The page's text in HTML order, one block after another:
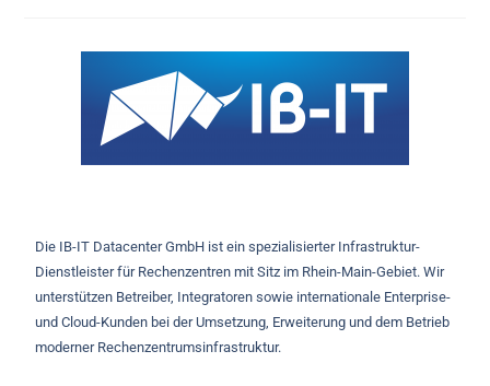
Die IB-IT Datacenter GmbH ist ein spezialisierter Infrastruktur-
Dienstleister für Rechenzentren mit Sitz im Rhein-Main-Gebiet. Wir
unterstützen Betreiber, Integratoren sowie internationale Enterprise-
und Cloud-Kunden bei der Umsetzung, Erweiterung und dem Betrieb
moderner Rechenzentrumsinfrastruktur.